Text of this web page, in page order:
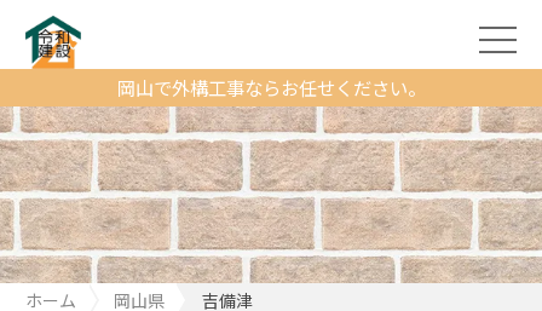
岡山で外構工事ならお任せください。
ホーム 岡山県 吉備津